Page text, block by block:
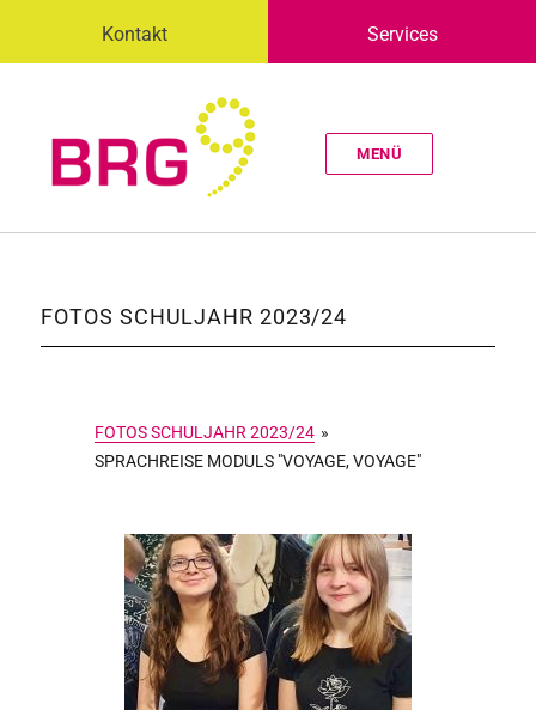
Kontakt Services
MENÜ
FOTOS SCHULJAHR 2023/24
FOTOS SCHULJAHR 2023/24 »
SPRACHREISE MODULS "VOYAGE, VOYAGE"